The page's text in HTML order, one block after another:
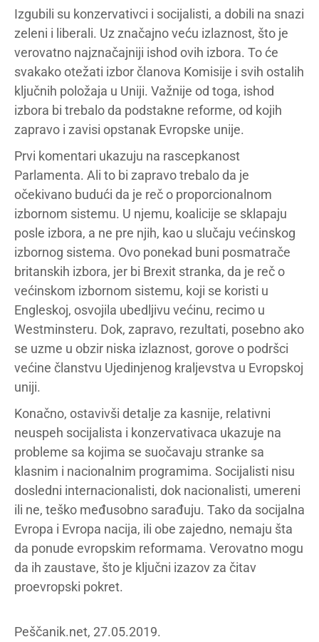
Izgubili su konzervativci i socijalisti, a dobili na snazi
zeleni i liberali. Uz značajno veću izlaznost, što je
verovatno najznačajniji ishod ovih izbora. To će
svakako otežati izbor članova Komisije i svih ostalih
ključnih položaja u Uniji. Važnije od toga, ishod
izbora bi trebalo da podstakne reforme, od kojih
zapravo i zavisi opstanak Evropske unije.
Prvi komentari ukazuju na rascepkanost
Parlamenta. Ali to bi zapravo trebalo da je
očekivano budući da je reč o proporcionalnom
izbornom sistemu. U njemu, koalicije se sklapaju
posle izbora, a ne pre njih, kao u slučaju većinskog
izbornog sistema. Ovo ponekad buni posmatrače
britanskih izbora, jer bi Brexit stranka, da je reč o
većinskom izbornom sistemu, koji se koristi u
Engleskoj, osvojila ubedljivu većinu, recimo u
Westminsteru. Dok, zapravo, rezultati, posebno ako
se uzme u obzir niska izlaznost, gorove o podršci
većine članstvu Ujedinjenog kraljevstva u Evropskoj
uniji.
Konačno, ostavivši detalje za kasnije, relativni
neuspeh socijalista i konzervativaca ukazuje na
probleme sa kojima se suočavaju stranke sa
klasnim i nacionalnim programima. Socijalisti nisu
dosledni internacionalisti, dok nacionalisti, umereni
ili ne, teško međusobno sarađuju. Tako da socijalna
Evropa i Evropa nacija, ili obe zajedno, nemaju šta
da ponude evropskim reformama. Verovatno mogu
da ih zaustave, što je ključni izazov za čitav
proevropski pokret.
Peščanik.net, 27.05.2019.